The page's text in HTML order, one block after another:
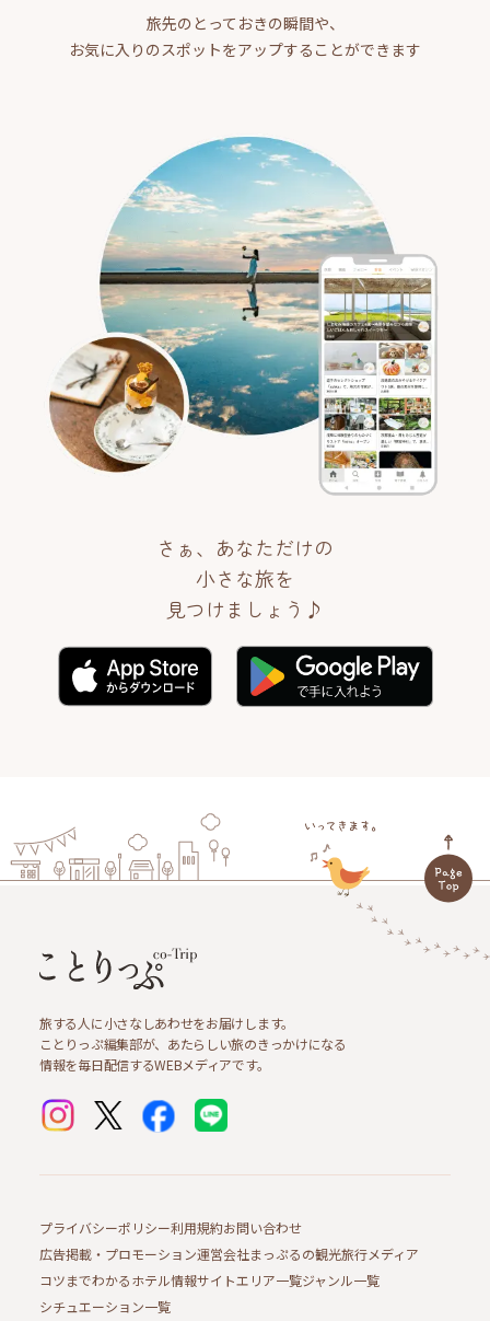
旅先のとっておきの瞬間や、
お気に入りのスポットをアップすることができます
さぁ、あなただけの
小さな旅を
見つけましょう♪
旅する人に小さなしあわせをお届けします。
ことりっぷ編集部が、あたらしい旅のきっかけになる
情報を毎日配信するWEBメディアです。
プライバシーポリシー利用規約お問い合わせ
広告掲載・プロモーション運営会社まっぷるの観光旅行メディア
コツまでわかるホテル情報サイトエリア一覧ジャンル一覧
シチュエーション一覧